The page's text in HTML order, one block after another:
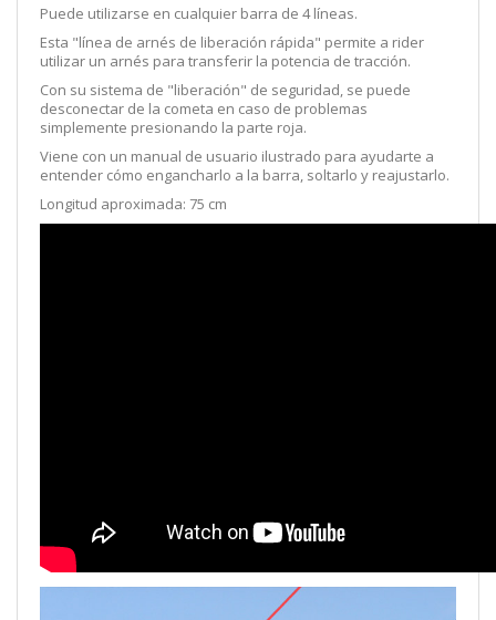
Puede utilizarse en cualquier barra de 4 líneas.
Esta "línea de arnés de liberación rápida" permite a rider
utilizar un arnés para transferir la potencia de tracción.
Con su sistema de "liberación" de seguridad, se puede
desconectar de la cometa en caso de problemas
simplemente presionando la parte roja.
Viene con un manual de usuario ilustrado para ayudarte a
entender cómo engancharlo a la barra, soltarlo y reajustarlo.
Longitud aproximada: 75 cm